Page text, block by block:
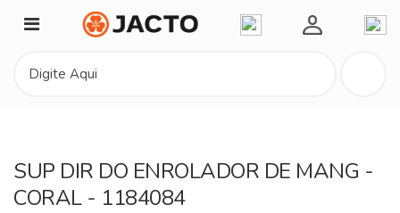
Minha Conta
SUP DIR DO ENROLADOR DE MANG -
CORAL - 1184084